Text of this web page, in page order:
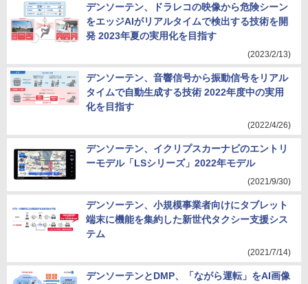
デンソーテン、ドラレコの映像から危険シーン
をエッジAIがリアルタイムで検出する技術を開
発 2023年夏の実用化を目指す
(2023/2/13)
デンソーテン、音響信号から振動信号をリアル
タイムで自動生成する技術 2022年度中の実用
化を目指す
(2022/4/26)
デンソーテン、イクリプスカーナビのエントリ
ーモデル「LSシリーズ」2022年モデル
(2021/9/30)
デンソーテン、小規模事業者向けにタブレット
端末に機能を集約した新世代タクシー支援シス
テム
(2021/7/14)
デンソーテンとDMP、「ながら運転」をAI画像